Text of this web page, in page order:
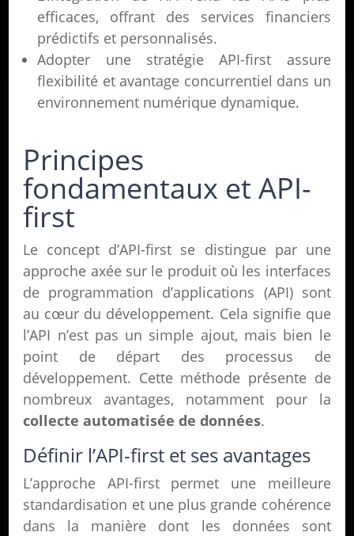
efficaces, offrant des services financiers
prédictifs et personnalisés.
Adopter une stratégie API-first assure
flexibilité et avantage concurrentiel dans un
environnement numérique dynamique.
Principes
fondamentaux et API-
first
Le concept d’API-first se distingue par une
approche axée sur le produit où les interfaces
de programmation d’applications (API) sont
au cœur du développement. Cela signifie que
l’API n’est pas un simple ajout, mais bien le
point de départ des processus de
développement. Cette méthode présente de
nombreux avantages, notamment pour la
collecte automatisée de données.
Définir l’API-first et ses avantages
L’approche API-first permet une meilleure
standardisation et une plus grande cohérence
dans la manière dont les données sont